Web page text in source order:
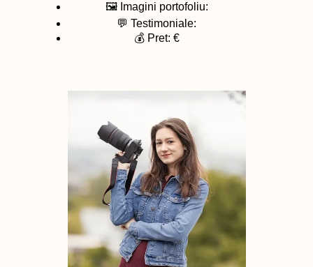
🖼️ Imagini portofoliu:
💬 Testimoniale:
💰 Pret: €